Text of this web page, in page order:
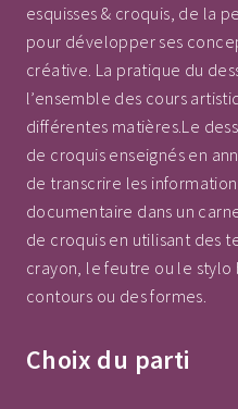
esquisses & croquis, de la
pour développer ses
créative. La pratique du
l’ensemble des cours
différentes matières.Le
de croquis enseignés en
de transcrire les
documentaire dans un
de croquis en utilisant des
crayon, le feutre ou le
contours ou des formes.
Choix du parti